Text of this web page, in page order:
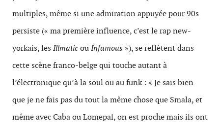
multiples, même si une admiration appuyée pour 90s
persiste (« ma première influence, c’est le rap new-
yorkais, les IllmaticouInfamous »), se reflètent dans
cette scène franco-belge qui touche autant à
l’électronique qu’à la soul ou au funk : « Je sais bien
que je ne fais pas du tout la même chose que Smala, et
même avec Caba ou Lomepal, on est proche mais ils ont